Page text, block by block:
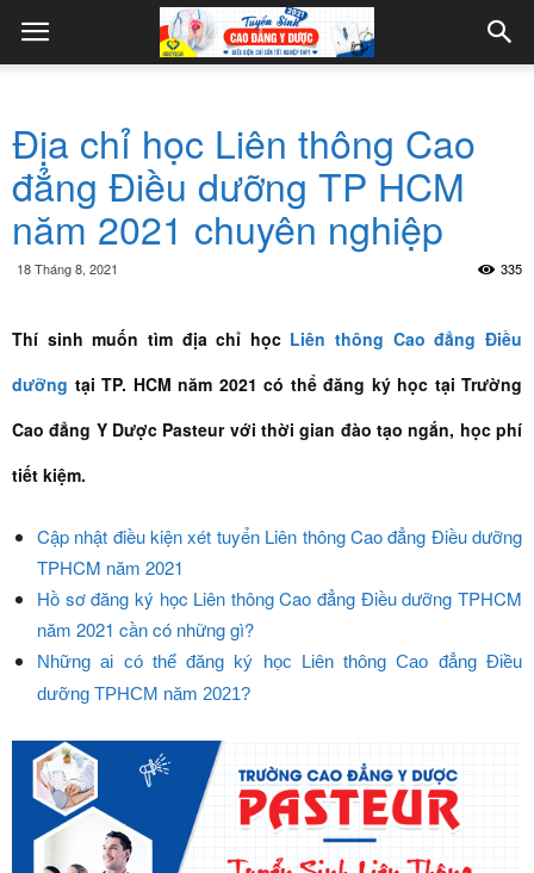
Địa chỉ học Liên thông Cao
đẳng Điều dưỡng TP HCM
năm 2021 chuyên nghiệp
18 Tháng 8, 2021 335
Thí sinh muốn tìm địa chỉ học Liên thông Cao đẳng Điều
dưỡng tại TP. HCM năm 2021 có thể đăng ký học tại Trường
Cao đẳng Y Dược Pasteur với thời gian đào tạo ngắn, học phí
tiết kiệm.
Cập nhật điều kiện xét tuyển Liên thông Cao đẳng Điều dưỡng
TPHCM năm 2021
Hồ sơ đăng ký học Liên thông Cao đẳng Điều dưỡng TPHCM
năm 2021 cần có những gì?
Những ai có thể đăng ký học Liên thông Cao đẳng Điều
dưỡng TPHCM năm 2021?